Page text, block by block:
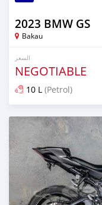
2023 BMW GS
Bakau
السعر
NEGOTIABLE
10 L (Petrol)
تم النشر منذ 4 أشهر مضت